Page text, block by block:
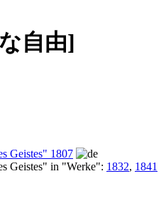
自由]
Geistes" 1807
Geistes" in "Werke": 1832, 1841